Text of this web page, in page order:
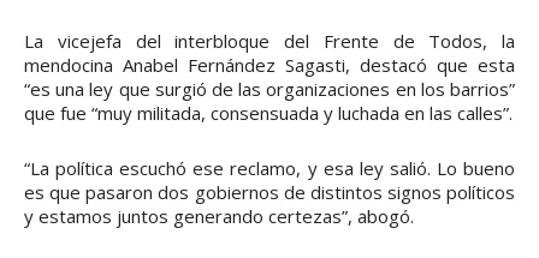
La vicejefa del interbloque del Frente de Todos, la
mendocina Anabel Fernández Sagasti, destacó que esta
“es una ley que surgió de las organizaciones en los barrios”
que fue “muy militada, consensuada y luchada en las calles”.
“La política escuchó ese reclamo, y esa ley salió. Lo bueno
es que pasaron dos gobiernos de distintos signos políticos
y estamos juntos generando certezas”, abogó.